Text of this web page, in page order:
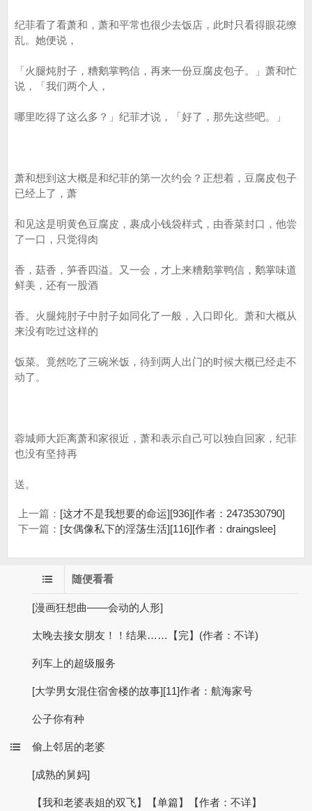
纪菲看了看萧和，萧和平常也很少去饭店，此时只看得眼花缭
乱。她便说，
「火腿炖肘子，糟鹅掌鸭信，再来一份豆腐皮包子。」萧和忙
说，「我们两个人，
哪里吃得了这么多？」纪菲才说，「好了，那先这些吧。」
萧和想到这大概是和纪菲的第一次约会？正想着，豆腐皮包子
已经上了，萧
和见这是明黄色豆腐皮，裹成小钱袋样式，由香菜封口，他尝
了一口，只觉得肉
香，菇香，笋香四溢。又一会，才上来糟鹅掌鸭信，鹅掌味道
鲜美，还有一股酒
香。火腿炖肘子中肘子如同化了一般，入口即化。萧和大概从
来没有吃过这样的
饭菜。竟然吃了三碗米饭，待到两人出门的时候大概已经走不
动了。
蓉城师大距离萧和家很近，萧和表示自己可以独自回家，纪菲
也没有坚持再
送。
上一篇： [这才不是我想要的命运][936][作者：2473530790]
下一篇： [女偶像私下的淫荡生活][116][作者：draingslee]
随便看看
[漫画狂想曲——会动的人形]
太晚去接女朋友！！结果……【完】(作者：不详)
列车上的超级服务
[大学男女混住宿舍楼的故事][11]作者：航海家号
公子你有种
偷上邻居的老婆
[成熟的舅妈]
【我和老婆表姐的双飞】【单篇】【作者：不详】